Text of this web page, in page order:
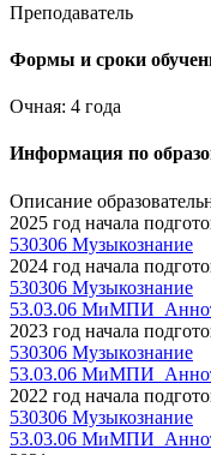
Преподаватель
Формы и сроки
Очная: 4 года
Информация по
Описание
2025 год начала
530306 Музыкознание
2024 год начала
530306 Музыкознание
53.03.06
2023 год начала
530306 Музыкознание
53.03.06
2022 год начала
530306 Музыкознание
53.03.06